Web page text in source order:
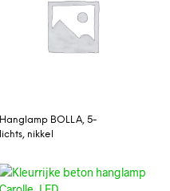
Hanglamp BOLLA, 5-
lichts, nikkel